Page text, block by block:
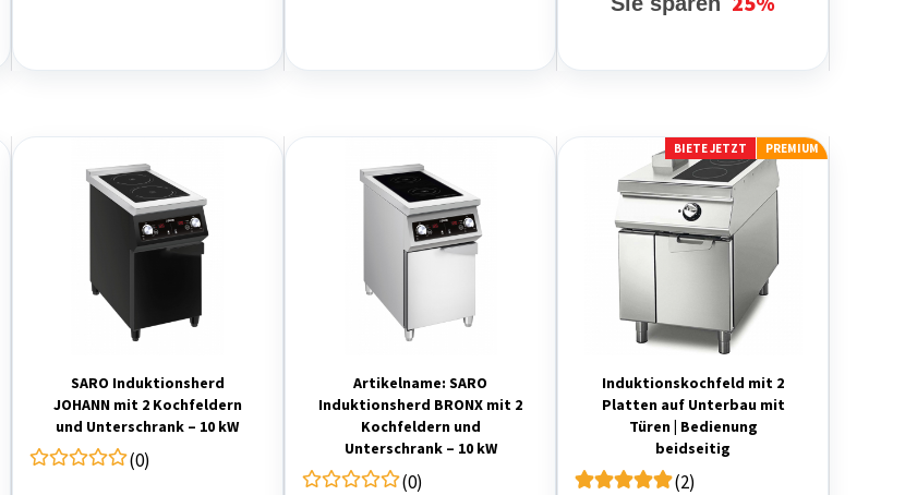
SARO Induktionsherd
JOHANN mit 2 Kochfeldern
und Unterschrank – 10 kW
(0)
Artikelname: SARO
Induktionsherd BRONX mit 2
Kochfeldern und
Unterschrank – 10 kW
(0)
BIETE JETZT PREMIUM
Induktionskochfeld mit 2
Platten auf Unterbau mit
Türen | Bedienung
beidseitig
(2)